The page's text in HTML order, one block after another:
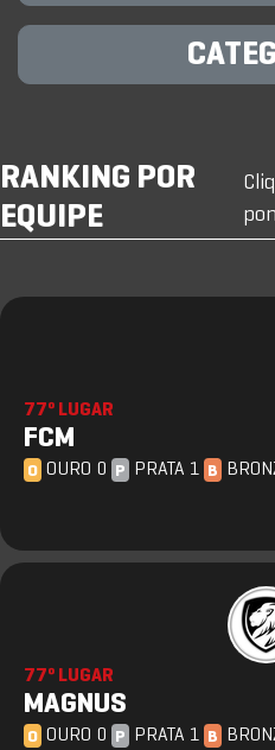
RANKING POR
EQUIPE
77º LUGAR
FCM
O OURO 0 P PRATA 1 B
77º LUGAR
MAGNUS
O OURO 0 P PRATA 1 B